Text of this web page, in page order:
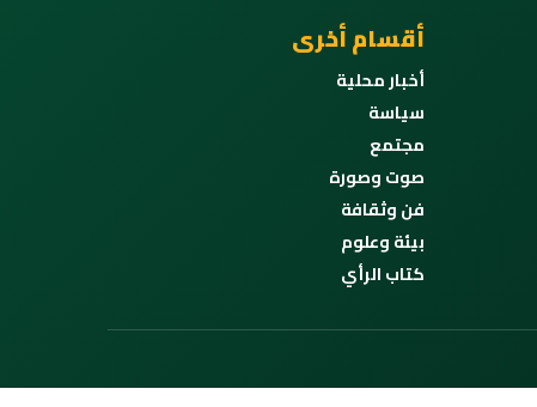
أقسام أخرى
أخبار محلية
سياسة
مجتمع
صوت وصورة
فن وثقافة
بيئة وعلوم
كتاب الرأي